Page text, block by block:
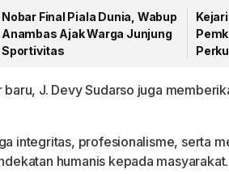
Nobar Final Piala Dunia, Wabup
Anambas Ajak Warga Junjung
Sportivitas
J. Devy Sudarso juga
integritas, profesionalisme, serta
humanis kepada masyarakat.